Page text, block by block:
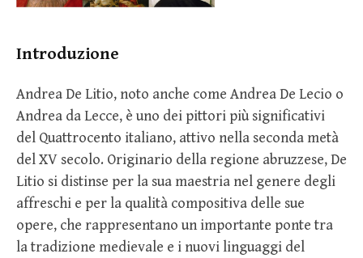
Introduzione
Andrea De Litio, noto anche come Andrea De Lecio o
Andrea da Lecce, è uno dei pittori più significativi
del Quattrocento italiano, attivo nella seconda metà
del XV secolo. Originario della regione abruzzese, De
Litio si distinse per la sua maestria nel genere degli
affreschi e per la qualità compositiva delle sue
opere, che rappresentano un importante ponte tra
la tradizione medievale e i nuovi linguaggi del